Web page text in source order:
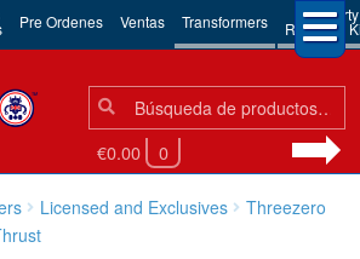
Pre Ordenes Ventas Transformers 3rd Party
Robots &
Búsqueda:
Búsqueda
€0.00 0
Licensed and Exclusives
Threezero